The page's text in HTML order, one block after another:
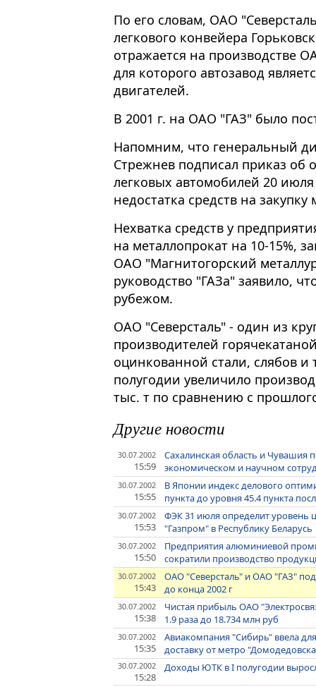
По его словам, ОАО
легкового конвейера
отражается на производстве
для которого автозавод
двигателей.
В 2001 г. на ОАО "ГАЗ" было
Напомним, что генеральный
Стрежнев подписал приказ об
легковых автомобилей 20
недостатка средств на закупку
Нехватка средств у
на металлопрокат на 10-15%,
ОАО "Магнитогорский
руководство "ГАЗа" заявило,
рубежом.
ОАО "Северсталь" - один из
производителей
оцинкованной стали, слябов и
полугодии увеличило
тыс. т по сравнению с
Другие новости
30.07.2002
15:59
Сахалинская область и Чувашия
экономическом и научном
30.07.2002
15:55
В Японии индекс делового
пункта до уровня 45.4 пункта
30.07.2002
15:53
ФЭК 31 июля определит уровень
"Газпром" в Республику Беларусь
30.07.2002
15:50
Предприятия алюминиевой
сократили производство
30.07.2002
15:43
ОАО "Северсталь" и ОАО "ГАЗ"
до конца 2002 г
30.07.2002
15:38
Чистая прибыль ОАО
1.9 раза до 18.734 млн руб
30.07.2002
15:35
Авиакомпания "Сибирь" ввела
доставку от метро
30.07.2002
15:28
Доходы ЮТК в I полугодии